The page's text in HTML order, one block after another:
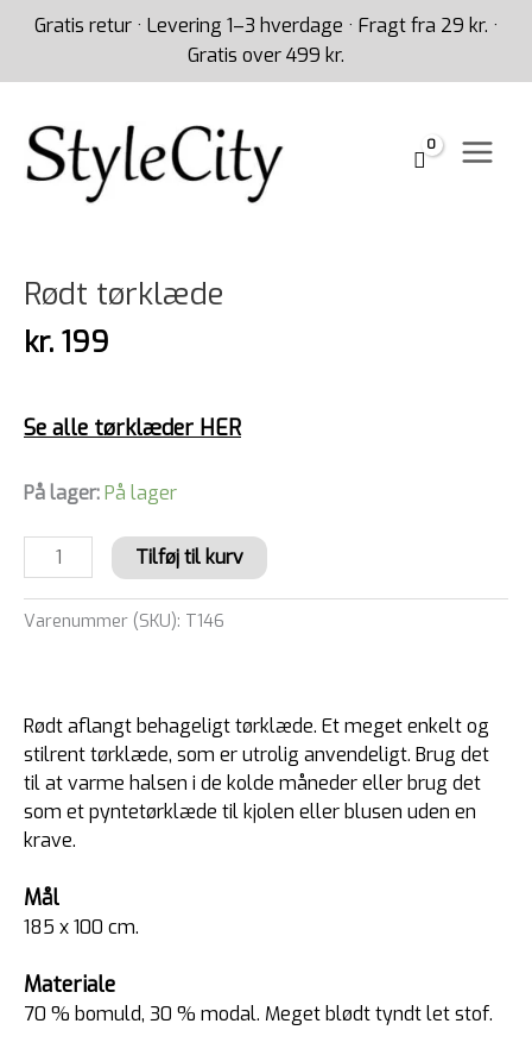
Gratis retur · Levering 1–3 hverdage · Fragt fra 29 kr. ·
Gratis over 499 kr.
Rødt tørklæde
kr. 199
Se alle tørklæder HER
På lager:På lager
antal
Tilføj til kurv
Varenummer (SKU): T146
Rødt aflangt behageligt tørklæde. Et meget enkelt og
stilrent tørklæde, som er utrolig anvendeligt. Brug det
til at varme halsen i de kolde måneder eller brug det
som et pyntetørklæde til kjolen eller blusen uden en
krave.
Mål
185 x 100 cm.
Materiale
70 % bomuld, 30 % modal. Meget blødt tyndt let stof.